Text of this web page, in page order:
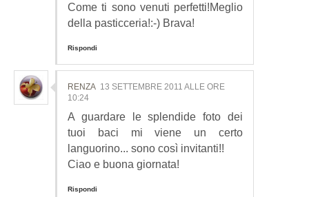
Come ti sono venuti perfetti!Meglio
della pasticceria!:-) Brava!
Rispondi
RENZA 13 SETTEMBRE 2011 ALLE ORE
10:24
A guardare le splendide foto dei
tuoi baci mi viene un certo
languorino... sono così invitanti!!
Ciao e buona giornata!
Rispondi